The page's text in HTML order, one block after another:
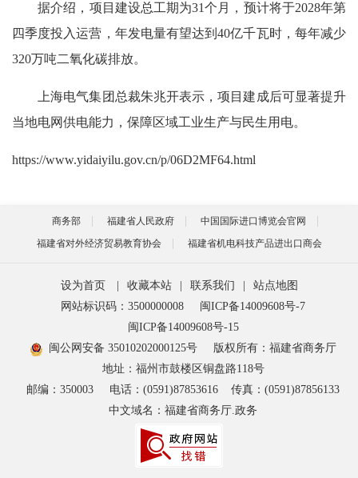
据介绍，项目建设总工期为31个月，预计将于2028年第
四季度投入运营，年发电量有望达到40亿千瓦时，每年减少
320万吨二氧化碳排放。
上海电气集团总裁朱兆开表示，项目建成后可显著提升
当地电网供电能力，保障区域工业生产与民生用电。
https://www.yidaiyilu.gov.cn/p/06D2MF64.html
商务部 福建省人民政府
中国国际进口博览会官网
福建省对外经济贸易教育协会
福建省机电科技产品进出口商会
设为首页 收藏本站 联系我们
站点地图
网站标识码：3500000008
闽ICP备14009608号-7
闽ICP备14009608号-15
闽公网安备 35010202000125号
版权所有：福建省商务厅
地址：福州市鼓楼区铜盘路118号
邮编：350003
电话：(0591)87853616
传真：(0591)87856133
中文域名：福建省商务厅.政务